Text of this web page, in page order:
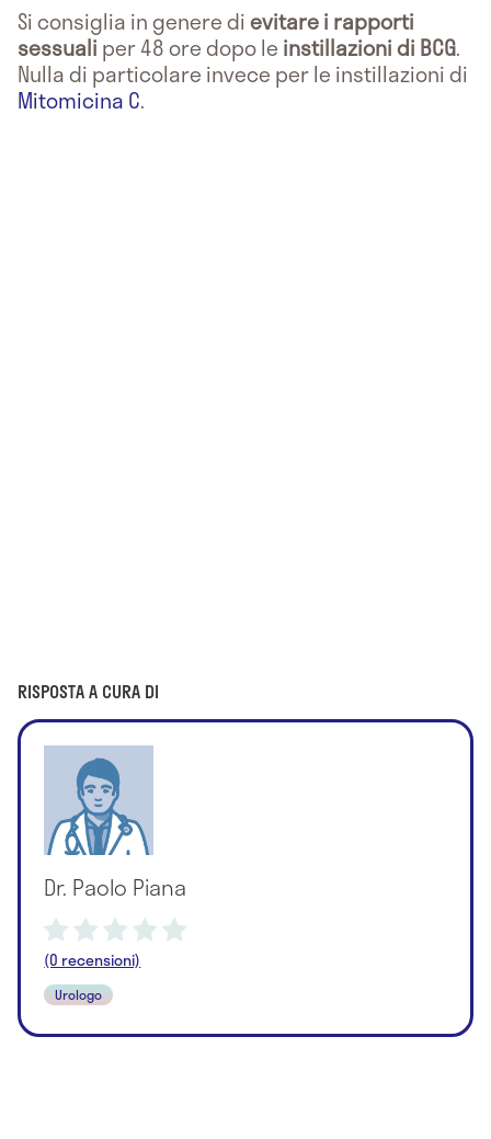
Si consiglia in genere dievitare i rapporti
sessuali per 48 ore dopo le instillazioni di BCG.
Nulla di particolare invece per le instillazioni di
Mitomicina C.
RISPOSTA A CURA DI
Dr. Paolo Piana
(0 recensioni)
Urologo